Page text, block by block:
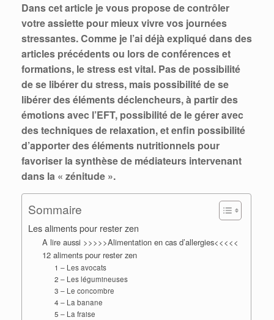
Dans cet article je vous propose de contrôler
votre assiette pour mieux vivre vos journées
stressantes. Comme je l’ai déjà expliqué dans des
articles précédents ou lors de conférences et
formations, le stress est vital. Pas de possibilité
de se libérer du stress, mais possibilité de se
libérer des éléments déclencheurs, à partir des
émotions avec l’EFT, possibilité de le gérer avec
des techniques de relaxation, et enfin possibilité
d’apporter des éléments nutritionnels pour
favoriser la synthèse de médiateurs intervenant
dans la « zénitude ».
Sommaire
Les aliments pour rester zen
A lire aussi >>>>>Alimentation en cas d’allergies<<<<<
12 aliments pour rester zen
1 – Les avocats
2 – Les légumineuses
3 – Le concombre
4 – La banane
5 – La fraise